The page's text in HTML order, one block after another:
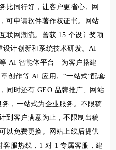
比同行好，让客户更省心。网
可申请软件著作权证书。网站
联网潮流。曾获 15 个设计奖项
设计创新和系统技术研发。AI
AI 智能体平台，为客户搭建
创作等 AI 应用。“一站式”配套
同时还有 GEO 品牌推广、网站
，一站式为企业服务。不限稿
到客户满意为止，不限制出稿
以免费更换。网站上线后提供
服热线，1 对 1 专属客服，建